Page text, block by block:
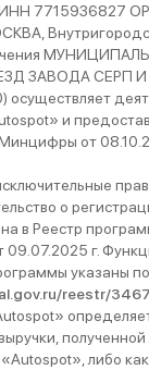
7715936827
ЗАВОДА СЕРП
и
от
о
в Реестр
г.
указаны
reestr/
либо